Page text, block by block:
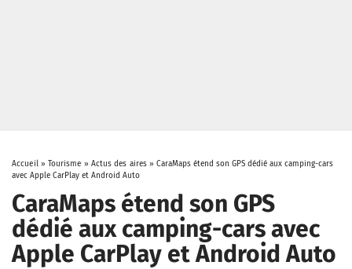
Accueil» Tourisme » Actus des aires »CaraMaps étend son GPS dédié aux camping-cars
avec Apple CarPlay et Android Auto
CaraMaps étend son GPS
dédié aux camping-cars avec
Apple CarPlay et Android Auto